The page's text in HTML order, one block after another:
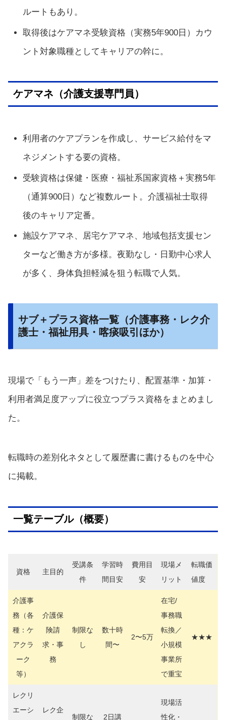
ルートもあり。
取得後はケアマネ受験資格（実務5年900日）カウ
ント対象職種としてキャリアの幹に。
ケアマネ（介護支援専門員）
利用者のケアプランを作成し、サービス給付をマ
ネジメントする要の資格。
受験資格は保健・医療・福祉系国家資格＋実務5年
（通算900日）など複数ルート。介護福祉士取得
後のキャリア定番。
施設ケアマネ、居宅ケアマネ、地域包括支援セン
ターなど働き方が多様。夜勤なし・日勤中心求人
が多く、身体負担軽減を狙う転職で人気。
サブ＋プラス資格一覧（介護事務・レク介
護士・福祉用具・喀痰吸引ほか）
現場で「もう一声」差をつけたり、配置基準・加算・
利用者満足度アップに役立つプラス資格をまとめまし
た。
転職時の差別化ネタとして履歴書に書けるものを中心
に掲載。
一覧テーブル（概要）
資格 主目的
受講条
件
学習時
間目安
費用目
安
現場メ
リット
転職価
値度
介護事
務（各
種：ケ
アクラ
ーク
等）
介護保
険請
求・事
務
制限な
し
数十時
間〜
2〜5万
在宅/
事務職
転換／
小規模
事業所
で重宝
★★★
レクリ
エーシ
レク企
制限な
2日講
現場活
性化・